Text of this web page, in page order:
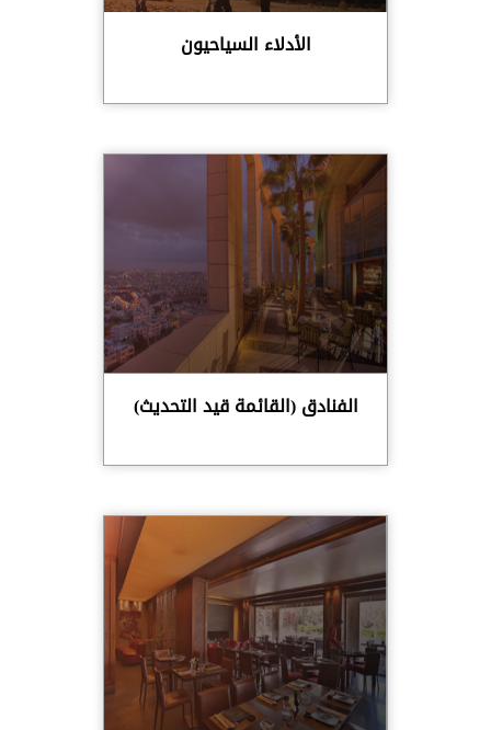
الأدلاء السياحيون
الفنادق (القائمة قيد التحديث)